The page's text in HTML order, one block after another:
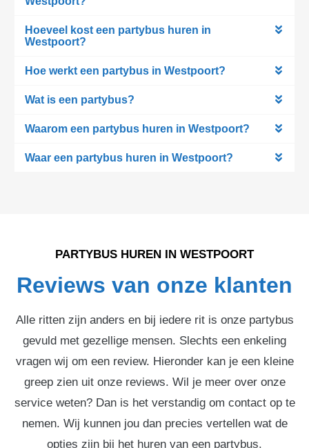
Hoeveel kost een partybus huren in
Westpoort?
Hoe werkt een partybus in Westpoort?
Wat is een partybus?
Waarom een partybus huren in Westpoort?
Waar een partybus huren in Westpoort?
PARTYBUS HUREN IN WESTPOORT
Reviews van onze klanten
Alle ritten zijn anders en bij iedere rit is onze partybus
gevuld met gezellige mensen. Slechts een enkeling
vragen wij om een review. Hieronder kan je een kleine
greep zien uit onze reviews. Wil je meer over onze
service weten? Dan is het verstandig om contact op te
nemen. Wij kunnen jou dan precies vertellen wat de
opties zijn bij het huren van een partybus.